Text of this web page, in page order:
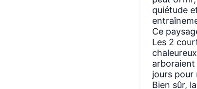
quiétude
Ce
Les 2
jours pour
Bien sûr,